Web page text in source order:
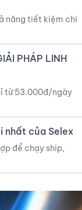
năng tiết kiệm chi
PHÁP LINH
từ 53.000đ/ngày
nhất của Selex
để chạy ship,